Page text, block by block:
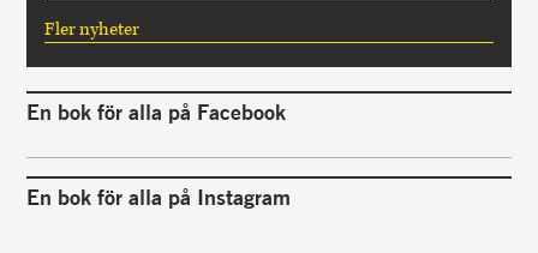
Fler nyheter
En bok för alla på Facebook
En bok för alla på Instagram